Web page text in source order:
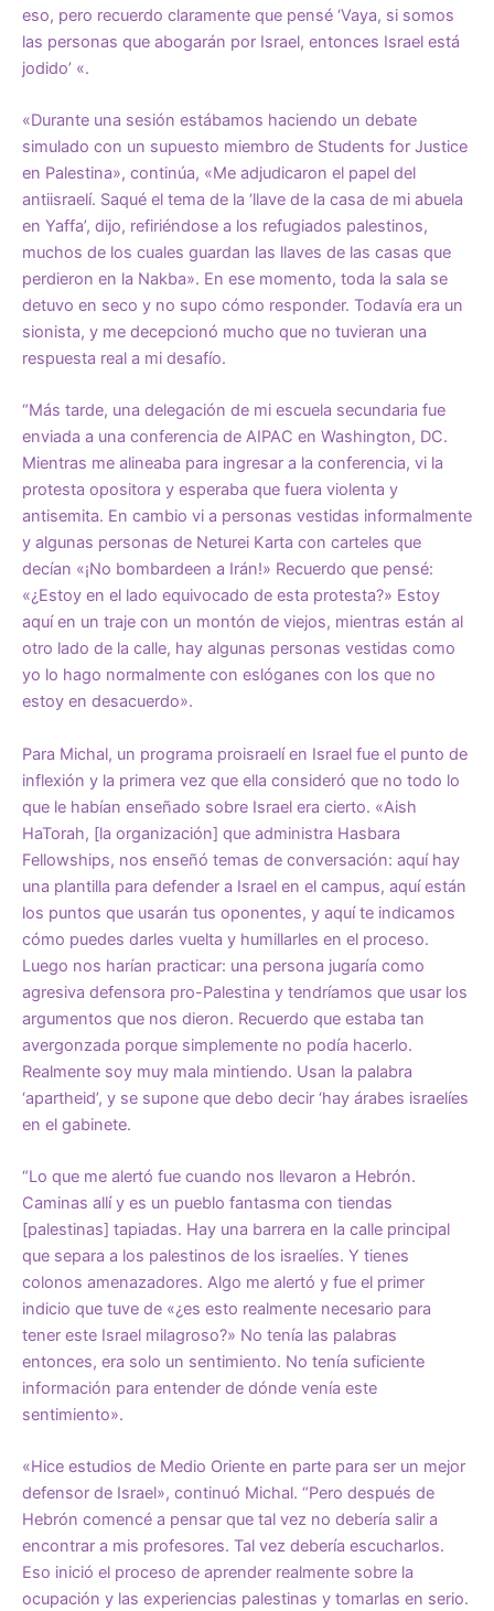
eso, pero recuerdo claramente que pensé ‘Vaya, si somos
las personas que abogarán por Israel, entonces Israel está
jodido’ «.
«Durante una sesión estábamos haciendo un debate
simulado con un supuesto miembro de Students for Justice
en Palestina», continúa, «Me adjudicaron el papel del
antiisraelí. Saqué el tema de la ‘llave de la casa de mi abuela
en Yaffa’, dijo, refiriéndose a los refugiados palestinos,
muchos de los cuales guardan las llaves de las casas que
perdieron en la Nakba». En ese momento, toda la sala se
detuvo en seco y no supo cómo responder. Todavía era un
sionista, y me decepcionó mucho que no tuvieran una
respuesta real a mi desafío.
“Más tarde, una delegación de mi escuela secundaria fue
enviada a una conferencia de AIPAC en Washington, DC.
Mientras me alineaba para ingresar a la conferencia, vi la
protesta opositora y esperaba que fuera violenta y
antisemita. En cambio vi a personas vestidas informalmente
y algunas personas de Neturei Karta con carteles que
decían «¡No bombardeen a Irán!» Recuerdo que pensé:
«¿Estoy en el lado equivocado de esta protesta?» Estoy
aquí en un traje con un montón de viejos, mientras están al
otro lado de la calle, hay algunas personas vestidas como
yo lo hago normalmente con eslóganes con los que no
estoy en desacuerdo».
Para Michal, un programa proisraelí en Israel fue el punto de
inflexión y la primera vez que ella consideró que no todo lo
que le habían enseñado sobre Israel era cierto. «Aish
HaTorah, [la organización] que administra Hasbara
Fellowships, nos enseñó temas de conversación: aquí hay
una plantilla para defender a Israel en el campus, aquí están
los puntos que usarán tus oponentes, y aquí te indicamos
cómo puedes darles vuelta y humillarles en el proceso.
Luego nos harían practicar: una persona jugaría como
agresiva defensora pro-Palestina y tendríamos que usar los
argumentos que nos dieron. Recuerdo que estaba tan
avergonzada porque simplemente no podía hacerlo.
Realmente soy muy mala mintiendo. Usan la palabra
‘apartheid’, y se supone que debo decir ‘hay árabes israelíes
en el gabinete.
“Lo que me alertó fue cuando nos llevaron a Hebrón.
Caminas allí y es un pueblo fantasma con tiendas
[palestinas] tapiadas. Hay una barrera en la calle principal
que separa a los palestinos de los israelíes. Y tienes
colonos amenazadores. Algo me alertó y fue el primer
indicio que tuve de «¿es esto realmente necesario para
tener este Israel milagroso?» No tenía las palabras
entonces, era solo un sentimiento. No tenía suficiente
información para entender de dónde venía este
sentimiento».
«Hice estudios de Medio Oriente en parte para ser un mejor
defensor de Israel», continuó Michal. “Pero después de
Hebrón comencé a pensar que tal vez no debería salir a
encontrar a mis profesores. Tal vez debería escucharlos.
Eso inició el proceso de aprender realmente sobre la
ocupación y las experiencias palestinas y tomarlas en serio.